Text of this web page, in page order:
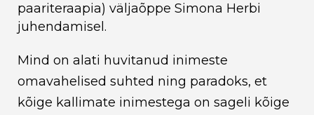
paariteraapia) väljaõppe Simona Herbi
juhendamisel.
Mind on alati huvitanud inimeste
omavahelised suhted ning paradoks, et
kõige kallimate inimestega on sageli kõige